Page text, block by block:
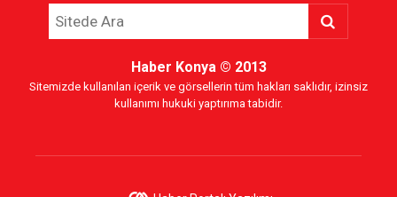
Haber Konya© 2013
Sitemizde kullanılan içerik ve görsellerin tüm hakları saklıdır, izinsiz
kullanımı hukuki yaptırıma tabidir.